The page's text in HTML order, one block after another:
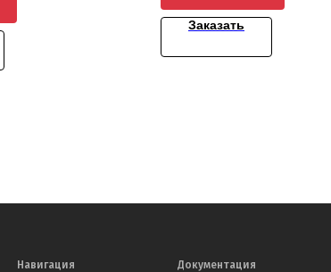
Заказать
Навигация Документация